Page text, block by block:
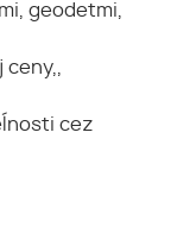
geodetmi,
ceny,,
cez